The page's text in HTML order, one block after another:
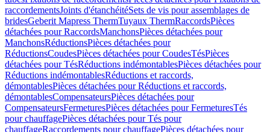
raccordementsJoints d'étanchéitéSets de vis pour assemblages de
bridesGeberit Mapress ThermTuyaux ThermRaccordsPièces
détachées pour RaccordsManchonsPièces détachées pour
ManchonsRéductionsPièces détachées pour
RéductionsCoudesPièces détachées pour CoudesTésPièces
détachées pour TésRéductions indémontablesPièces détachées pour
Réductions indémontablesRéductions et raccords,
démontablesPièces détachées pour Réductions et raccords,
démontablesCompensateursPièces détachées pour
CompensateursFermeturesPièces détachées pour FermeturesTés
pour chauffagePièces détachées pour Tés pour
chauffageRaccordements pour chauffagePièces détachées pour